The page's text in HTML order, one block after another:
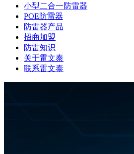
小型二合一防雷器
POE防雷器
防雷器产品
招商加盟
防雷知识
关于雷文泰
联系雷文泰